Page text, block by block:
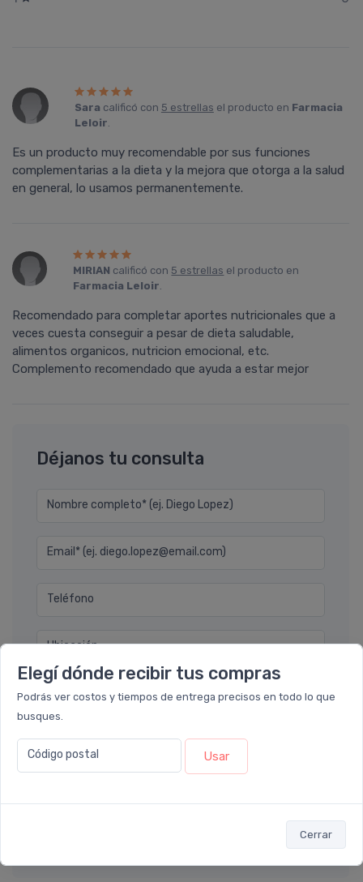
Elegí dónde recibir tus compras
Podrás ver costos y tiempos de entrega precisos en todo lo que
busques.
Código postal Usar
Cerrar
Sara calificó con 5 estrellas el producto en Farmacia
Leloir.
Es un producto muy recomendable por sus funciones
complementarias a la dieta y la mejora que otorga a la salud
en general, lo usamos permanentemente.
MIRIAN calificó con 5 estrellas el producto en
Farmacia Leloir.
Recomendado para completar aportes nutricionales que a
veces cuesta conseguir a pesar de dieta saludable,
alimentos organicos, nutricion emocional, etc.
Complemento recomendado que ayuda a estar mejor
Déjanos tu consulta
Nombre completo* (ej. Diego Lopez)
Email* (ej. diego.lopez@email.com)
Teléfono
Ubicación
Por favor describa en detalle su solicitud